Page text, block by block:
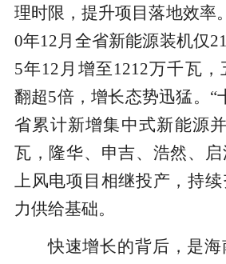
理时限，提升项目落地效率
0年12月全省新能源装机仅
5年12月增至1212万千瓦
翻超5倍，增长态势迅猛。“
省累计新增集中式新能源
瓦，隆华、申吉、浩然、
上风电项目相继投产，持
力供给基础。
快速增长的背后，是